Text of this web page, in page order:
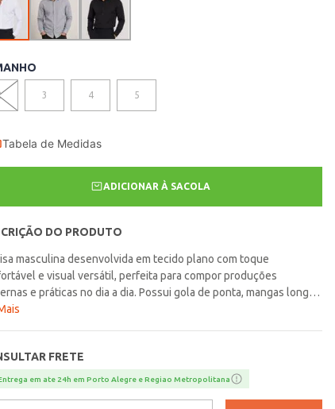
3 4 5
Tabela de Medidas
ADICIONAR À SACOLA
DO PRODUTO
masculina desenvolvida em tecido plano com toque
e visual versátil, perfeita para compor produções
e práticas no dia a dia. Possui gola de ponta, mangas longas
frontal por botões de casa que garantem um visual
e versátil para acompanhar diversos momentos da rotina
muito estilo. Uma opção básica e moderna, ideal para criar looks
e sofisticados para diferentes ocasiões!\n\nTecido: Tecido
FRETE
em ate 24h em Porto Alegre e Regiao Metropolitana